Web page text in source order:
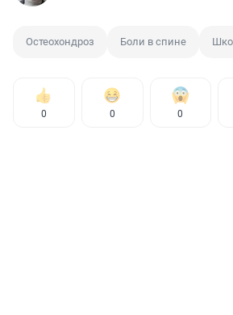
Остеохондроз Боли в спине
0 0 0